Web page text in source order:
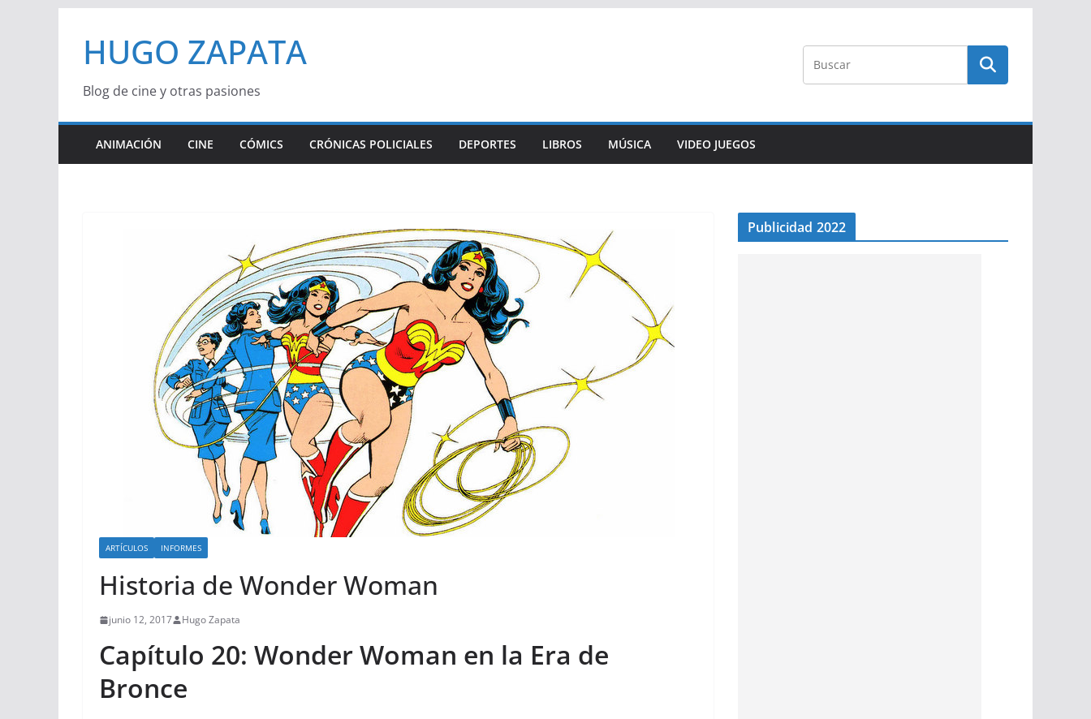
contenido
HUGO ZAPATA
Blog de cine y otras pasiones
ANIMACIÓN CINE CÓMICS CRÓNICAS POLICIALES DEPORTES LIBROS MÚSICA VIDEO JUEGOS
ARTÍCULOS INFORMES
Historia de Wonder Woman
junio 12, 2017 Hugo Zapata
Capítulo 20: Wonder Woman en la Era de
Bronce
Publicidad 2022